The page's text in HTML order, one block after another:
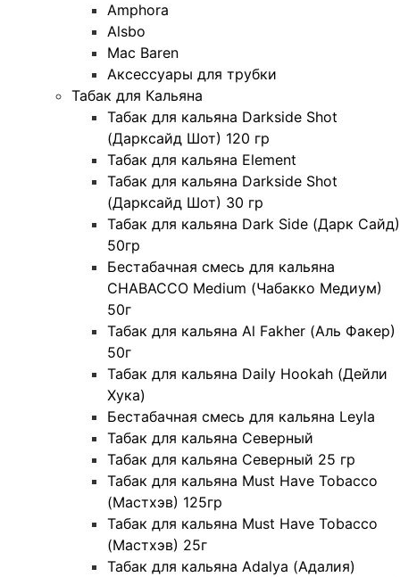
Amphora
Alsbo
Mac Baren
Аксессуары для трубки
Табак для Кальяна
Табак для кальяна Darkside Shot
(Дарксайд Шот) 120 гр
Табак для кальяна Element
Табак для кальяна Darkside Shot
(Дарксайд Шот) 30 гр
Табак для кальяна Dark Side (Дарк Сайд)
50гр
Бестабачная смесь для кальяна
CHABACCO Medium (Чабакко Медиум)
50г
Табак для кальяна Al Fakher (Аль Факер)
50г
Табак для кальяна Daily Hookah (Дейли
Хука)
Бестабачная смесь для кальяна Leyla
Табак для кальяна Северный
Табак для кальяна Северный 25 гр
Табак для кальяна Must Have Tobacco
(Мастхэв) 125гр
Табак для кальяна Must Have Tobacco
(Мастхэв) 25г
Табак для кальяна Adalya (Адалия)